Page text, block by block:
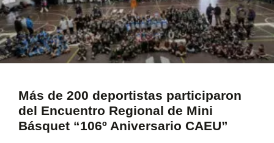
Más de 200 deportistas participaron
del Encuentro Regional de Mini
Básquet “106º Aniversario CAEU”